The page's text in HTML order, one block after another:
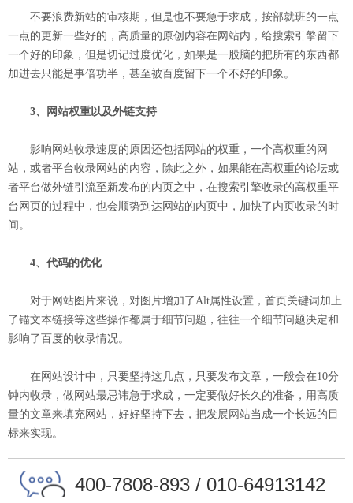
不要浪费新站的审核期，但是也不要急于求成，按部就班的一点
一点的更新一些好的，高质量的原创内容在网站内，给搜索引擎留下
一个好的印象，但是切记过度优化，如果是一股脑的把所有的东西都
加进去只能是事倍功半，甚至被百度留下一个不好的印象。
3、网站权重以及外链支持
影响网站收录速度的原因还包括网站的权重，一个高权重的网
站，或者平台收录网站的内容，除此之外，如果能在高权重的论坛或
者平台做外链引流至新发布的内页之中，在搜索引擎收录的高权重平
台网页的过程中，也会顺势到达网站的内页中，加快了内页收录的时
间。
4、代码的优化
对于网站图片来说，对图片增加了Alt属性设置，首页关键词加上
了锚文本链接等这些操作都属于细节问题，往往一个细节问题决定和
影响了百度的收录情况。
在网站设计中，只要坚持这几点，只要发布文章，一般会在10分
钟内收录，做网站最忌讳急于求成，一定要做好长久的准备，用高质
量的文章来填充网站，好好坚持下去，把发展网站当成一个长远的目
标来实现。
400-7808-893 / 010-64913142